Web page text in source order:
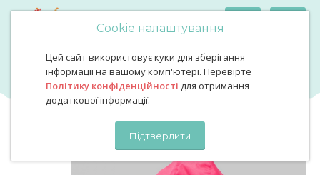
Cookie налаштування
Цей сайт використовує куки для зберігання
інформації на вашому комп'ютері. Перевірте
Політику конфіденційності для отримання
додаткової інформації.
Підтвердити
Вітровка колір рожевий
Вітровка колір рожевий